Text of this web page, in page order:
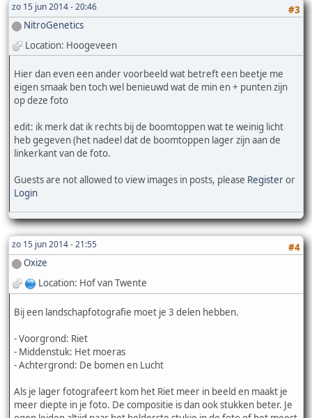
zo 15 jun 2014 - 20:46
#3
NitroGenetics
Location: Hoogeveen
Hier dan even een ander voorbeeld wat betreft een beetje me
eigen smaak ben toch wel benieuwd wat de min en + punten zijn
op deze foto
edit: ik merk dat ik rechts bij de boomtoppen wat te weinig licht
heb gegeven (het nadeel dat de boomtoppen lager zijn aan de
linkerkant van de foto.
Guests are not allowed to view images in posts, please Registeror
Login
zo 15 jun 2014 - 21:55
#4
Oxize
Location: Hof van Twente
Bij een landschapfotografie moet je 3 delen hebben.
- Voorgrond: Riet
- Middenstuk: Het moeras
- Achtergrond: De bomen en Lucht
Als je lager fotografeert kom het Riet meer in beeld en maakt je
meer diepte in je foto. De compositie is dan ook stukken beter. Je